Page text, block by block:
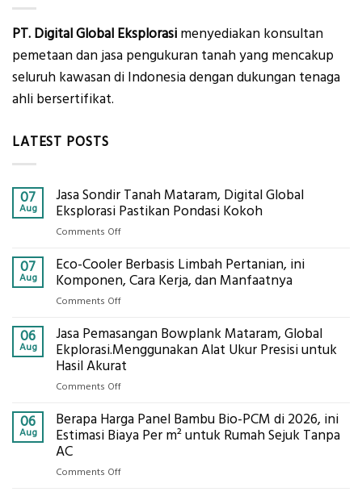
PT. Digital Global Eksplorasi menyediakan konsultan
pemetaan dan jasa pengukuran tanah yang mencakup
seluruh kawasan di Indonesia dengan dukungan tenaga
ahli bersertifikat.
LATEST POSTS
07
Aug
Jasa Sondir Tanah Mataram, Digital Global
Eksplorasi Pastikan Pondasi Kokoh
Comments Offon
Sondir
Tanah
Eksplorasi
Pastikan
Pondasi
Kokoh
07
Aug
Eco-Cooler Berbasis Limbah Pertanian, ini
Komponen, Cara Kerja, dan Manfaatnya
Comments Offon
Cooler
Berbasis
Limbah
Cara
Kerja,
Manfaatnya
06
Aug
Jasa Pemasangan Bowplank Mataram, Global
Ekplorasi.Menggunakan Alat Ukur Presisi untuk
Hasil Akurat
Comments Offon
Pemasangan
Bowplank
06
Aug
Berapa Harga Panel Bambu Bio-PCM di 2026, ini
Estimasi Biaya Per m² untuk Rumah Sejuk Tanpa
AC
Comments Offon